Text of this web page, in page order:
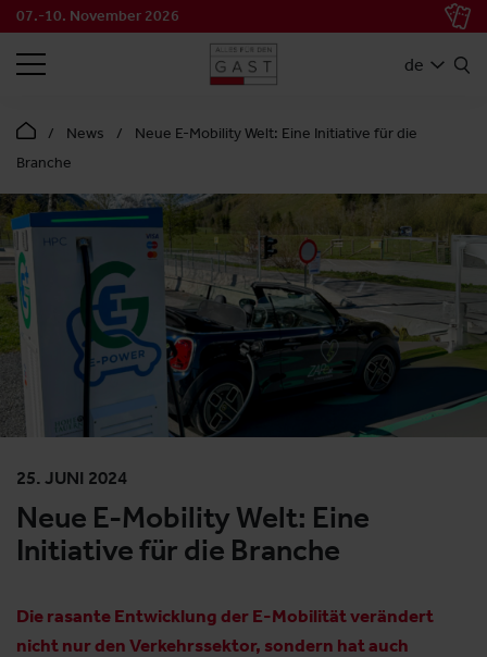
07.-10. November 2026
de
SUCHEN
News
Neue E-Mobility Welt: Eine Initiative für die
Branche
25. JUNI 2024
Neue E-Mobility Welt: Eine
Initiative für die Branche
Die rasante Entwicklung der E-Mobilität verändert
nicht nur den Verkehrssektor, sondern hat auch